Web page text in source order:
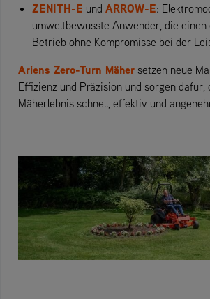
ZENITH-E und ARROW-E:
umweltbewusste Anwender, die
Betrieb ohne Kompromisse bei der
Ariens Zero-Turn Mäher setzen neue
Effizienz und Präzision und sorgen dafür,
Mäherlebnis schnell, effektiv und